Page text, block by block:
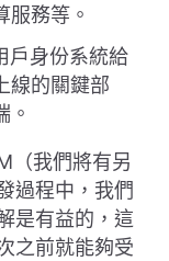
服務等。
戶身份系統給
線的關鍵部
。
（我們將有另
過程中，我們
是有益的，這
之前就能夠受